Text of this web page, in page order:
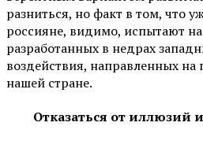
разниться, но факт в том, что
россияне, видимо, испытают на
разработанных в недрах
воздействия, направленных
нашей стране.
Отказаться от иллюзий